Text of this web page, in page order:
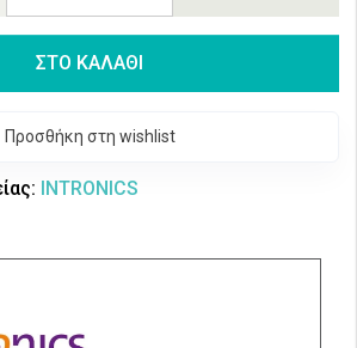
ΣΤΟ ΚΑΛΑΘΙ
Προσθήκη στη wishlist
INTRONICS